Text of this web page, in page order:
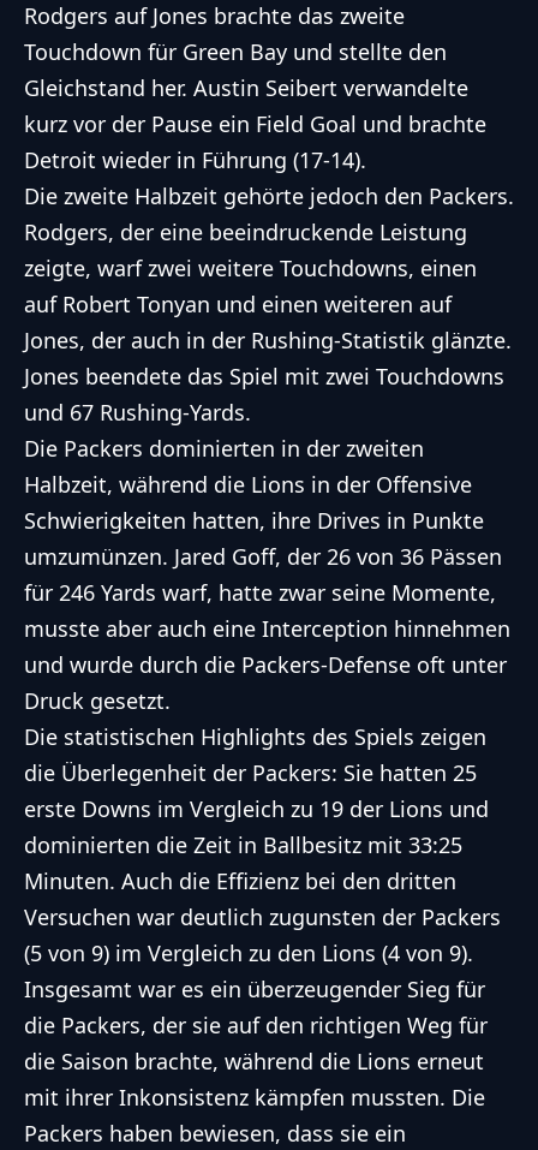
Rodgers auf Jones brachte das zweite
Touchdown für Green Bay und stellte den
Gleichstand her. Austin Seibert verwandelte
kurz vor der Pause ein Field Goal und brachte
Detroit wieder in Führung (17-14).
Die zweite Halbzeit gehörte jedoch den Packers.
Rodgers, der eine beeindruckende Leistung
zeigte, warf zwei weitere Touchdowns, einen
auf Robert Tonyan und einen weiteren auf
Jones, der auch in der Rushing-Statistik glänzte.
Jones beendete das Spiel mit zwei Touchdowns
und 67 Rushing-Yards.
Die Packers dominierten in der zweiten
Halbzeit, während die Lions in der Offensive
Schwierigkeiten hatten, ihre Drives in Punkte
umzumünzen. Jared Goff, der 26 von 36 Pässen
für 246 Yards warf, hatte zwar seine Momente,
musste aber auch eine Interception hinnehmen
und wurde durch die Packers-Defense oft unter
Druck gesetzt.
Die statistischen Highlights des Spiels zeigen
die Überlegenheit der Packers: Sie hatten 25
erste Downs im Vergleich zu 19 der Lions und
dominierten die Zeit in Ballbesitz mit 33:25
Minuten. Auch die Effizienz bei den dritten
Versuchen war deutlich zugunsten der Packers
(5 von 9) im Vergleich zu den Lions (4 von 9).
Insgesamt war es ein überzeugender Sieg für
die Packers, der sie auf den richtigen Weg für
die Saison brachte, während die Lions erneut
mit ihrer Inkonsistenz kämpfen mussten. Die
Packers haben bewiesen, dass sie ein